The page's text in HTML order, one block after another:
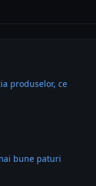
produselor, ce
bune paturi